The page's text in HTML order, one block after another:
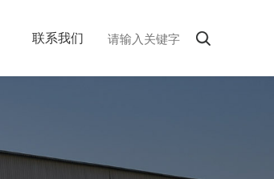
联系我们